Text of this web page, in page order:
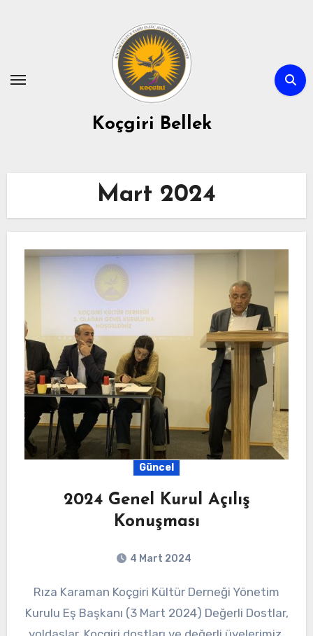
Koçgiri Bellek
Mart 2024
Güncel
2024 Genel Kurul Açılış
Konuşması
4 Mart 2024
Rıza Karaman Koçgiri Kültür Derneği Yönetim
Kurulu Eş Başkanı (3 Mart 2024) Değerli Dostlar,